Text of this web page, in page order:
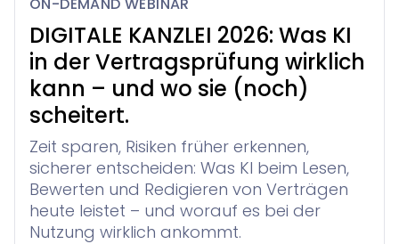
DIGITALE KANZLEI 2026: Was KI
in der Vertragsprüfung wirklich
kann – und wo sie (noch)
scheitert.
Zeit sparen, Risiken früher erkennen,
sicherer entscheiden: Was KI beim Lesen,
Bewerten und Redigieren von Verträgen
heute leistet – und worauf es bei der
Nutzung wirklich ankommt.